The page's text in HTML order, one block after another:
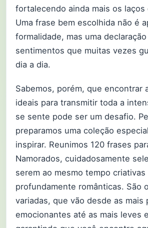
fortalecendo ainda mais os laços
Uma frase bem escolhida não é
formalidade, mas uma
sentimentos que muitas vezes
dia a dia.
Sabemos, porém, que encontrar
ideais para transmitir toda a
se sente pode ser um desafio.
preparamos uma coleção
inspirar. Reunimos 120 frases
Namorados, cuidadosamente
serem ao mesmo tempo criativas
profundamente românticas. São
variadas, que vão desde as mais
emocionantes até as mais leves